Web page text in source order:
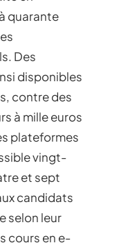
quarante
Des
disponibles
contre des
à mille euros
plateformes
vingt-
et sept
candidats
selon leur
cours en e-